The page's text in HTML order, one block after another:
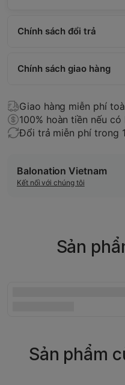
Chính sách đổi trả
Chính sách giao hàng
Giao hàng miễn phí
100% hoàn tiền nếu có
Đổi trả miễn phí trong
Balonation Vietnam
Kết nối với chúng tôi
Sản
Sản phẩm